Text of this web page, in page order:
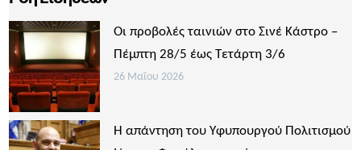
Οι προβολές ταινιών στο Σινέ Κάστρο –
Πέμπτη 28/5 έως Τετάρτη 3/6
26 Μαΐου 2026
Η απάντηση του Υφυπουργού Πολιτισμού